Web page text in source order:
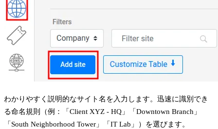
わかりやすく説明的なサイト名を入力します。迅速に識別でき
る命名規則（例：「Client XYZ - HQ」「Downtown Branch」
「South Neighborhood Tower」「IT Lab」）を選びます。